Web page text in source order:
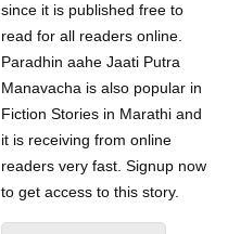
since it is published free to
read for all readers online.
Paradhin aahe Jaati Putra
Manavacha is also popular in
Fiction Stories in Marathi and
it is receiving from online
readers very fast. Signup now
to get access to this story.